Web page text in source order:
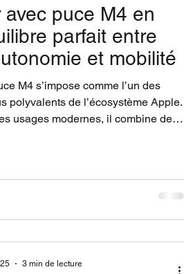
puce M4 en
parfait entre
et mobilité
M4 s’impose comme l’un des
polyvalents de l’écosystème Apple.
usages modernes, il combine des
3 min de lecture